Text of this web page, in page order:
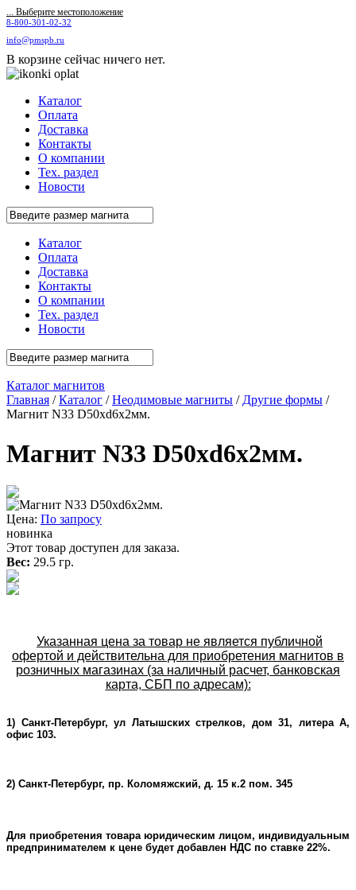
... Выберите местоположение
8-800-301-02-32
info@pmspb.ru
В корзине сейчас ничего нет.
Каталог
Оплата
Доставка
Контакты
О компании
Тех. раздел
Новости
Каталог
Оплата
Доставка
Контакты
О компании
Тех. раздел
Новости
Каталог магнитов
Главная /Каталог /Неодимовые магниты / Другие формы /
Магнит N33 D50xd6x2мм.
Магнит N33 D50xd6x2мм.
Цена: По запросу
новинка
Этот товар доступен для заказа.
Вес: 29.5 гр.
Указанная цена за товар не является публичной
офертой и действительна для приобретения магнитов в
розничных магазинах (за наличный расчет, банковская
карта, СБП по адресам):
1) Санкт-Петербург, ул Латышских стрелков, дом 31, литера А,
офис 103.
2) Санкт-Петербург, пр. Коломяжский, д. 15 к.2 пом. 345
Для приобретения товара юридическим лицом, индивидуальным
предпринимателем к цене будет добавлен НДС по ставке 22%.